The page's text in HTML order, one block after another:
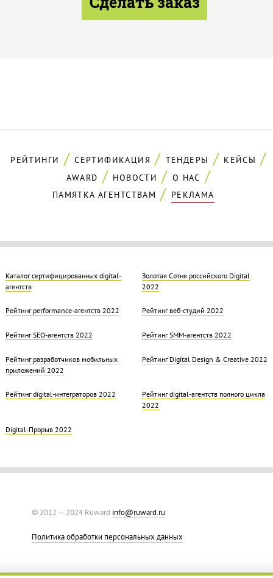
РЕЙТИНГИ СЕРТИФИКАЦИЯ ТЕНДЕРЫ
КЕЙСЫ
AWARD
НОВОСТИ
О НАС
ПАМЯТКА АГЕНТСТВАМ
РЕКЛАМА
Каталог сертифицированных digital-
агентств
Золотая Cотня российского Digital
2022
Рейтинг performance-агентств 2022 Рейтинг веб-студий 2022
Рейтинг SEO-агентств 2022 Рейтинг SMM-агентств 2022
Рейтинг разработчиков мобильных
приложений 2022
Рейтинг Digital Design & Creative 2022
Рейтинг digital-интеграторов 2022
Рейтинг digital-агентств полного цикла
2022
Digital-Прорыв 2022
© 2012 — 2024 Ruward info@ruward.ru
Политика обработки персональных данных